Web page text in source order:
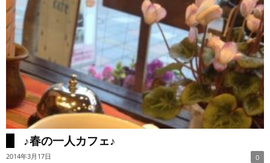
シ
ユ
リ
♪春の一人カフェ♪
2014年3月17日 0